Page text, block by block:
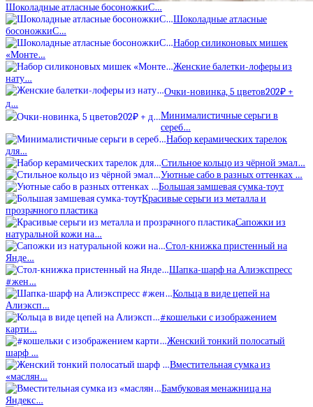
Шоколадные атласные босоножкиС…
Шоколадные атласные
босоножкиС…
Набор силиконовых мишек
«Монте…
Женские балетки-лоферы из
нату…
Очки-новинка, 5 цветов202₽ +
д…
Минималистичные серьги в
сереб…
Набор керамических тарелок
для…
Стильное кольцо из чёрной эмал…
Уютные сабо в разных оттенках …
Большая замшевая сумка-тоут
Красивые серьги из металла и
прозрачного пластика
Сапожки из
натуральной кожи на…
Стол-книжка пристенный на
Янде…
Шапка-шарф на Алиэкспресс
#жен…
Кольца в виде цепей на
Алиэксп…
#кошельки с изображением
карти…
Женский тонкий полосатый
шарф …
Вместительная сумка из
«маслян…
Бамбуковая менажница на
Яндекс…